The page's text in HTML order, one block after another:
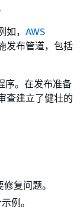
， AWS
发布管道，包括
序。在发布准备
查建立了健壮的
复问题。
例。